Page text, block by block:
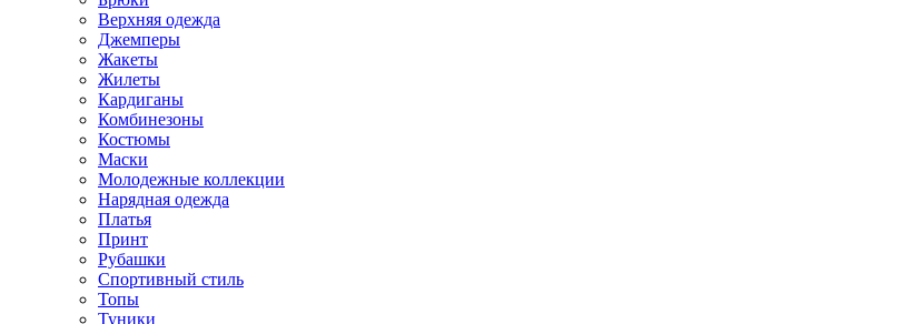
Верхняя одежда
Джемперы
Жакеты
Жилеты
Кардиганы
Комбинезоны
Костюмы
Маски
Молодежные коллекции
Нарядная одежда
Платья
Принт
Рубашки
Спортивный стиль
Топы
Туники